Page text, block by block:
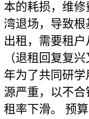
本的耗损，维修
湾退场，导致
出租，需要租户
（退租回复复
年为了共同研
源严重，以不
租率下滑。 预